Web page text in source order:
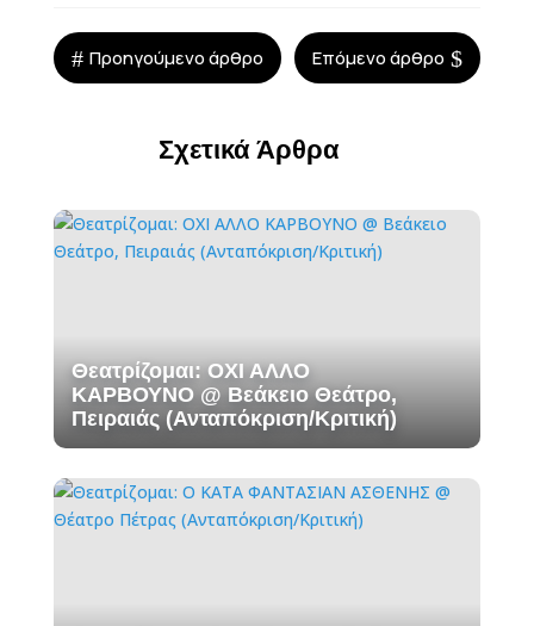
# Προηγούμενο άρθρο Επόμενο άρθρο $
Σχετικά Άρθρα
Θεατρίζομαι: ΟΧΙ ΑΛΛΟ
ΚΑΡΒΟΥΝΟ @ Βεάκειο Θεάτρο,
Πειραιάς (Ανταπόκριση/Κριτική)